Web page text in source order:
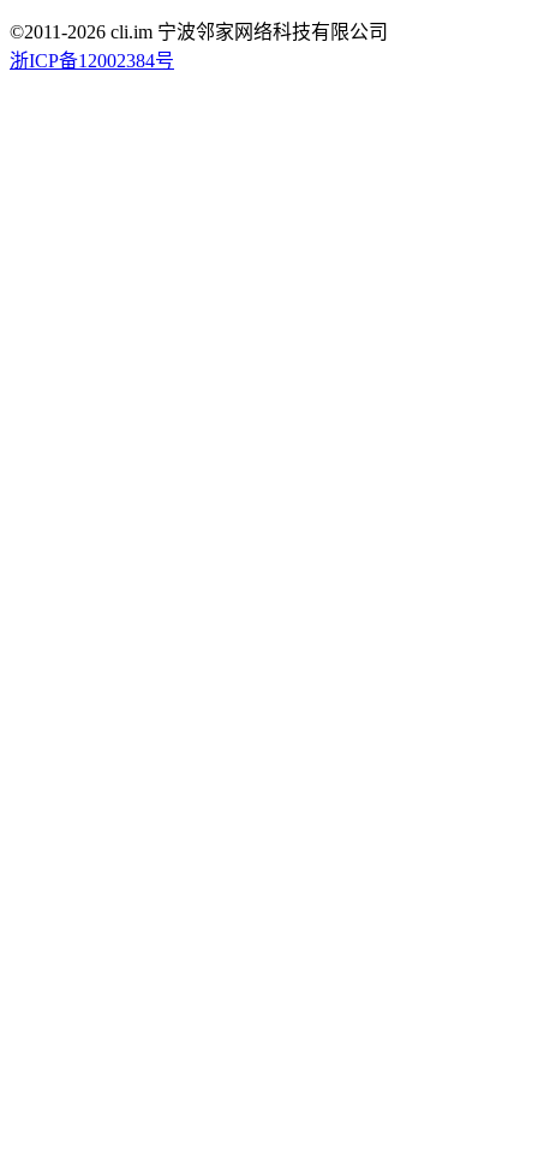
©2011-2026 cli.im 宁波邻家网络科技有限公司
浙ICP备12002384号